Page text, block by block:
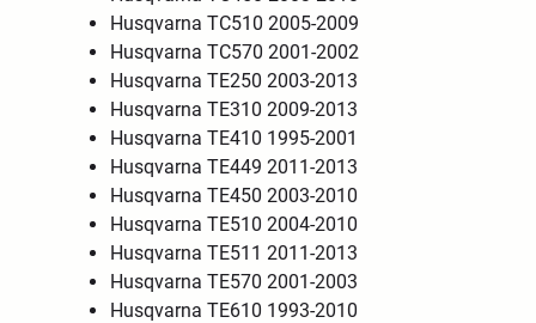
Husqvarna TC510 2005-2009
Husqvarna TC570 2001-2002
Husqvarna TE250 2003-2013
Husqvarna TE310 2009-2013
Husqvarna TE410 1995-2001
Husqvarna TE449 2011-2013
Husqvarna TE450 2003-2010
Husqvarna TE510 2004-2010
Husqvarna TE511 2011-2013
Husqvarna TE570 2001-2003
Husqvarna TE610 1993-2010